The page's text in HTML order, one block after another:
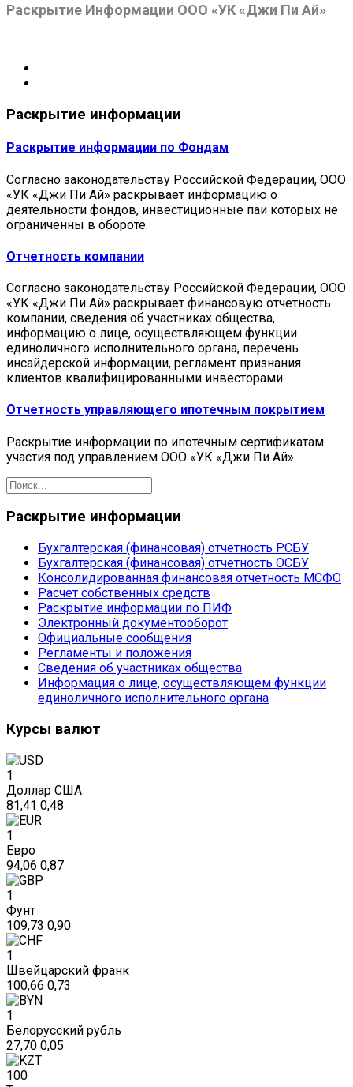
Раскрытие Информации ООО «УК «Джи Пи Ай»
Раскрытие информации
Раскрытие информации по Фондам
Согласно законодательству Российской Федерации, ООО
«УК «Джи Пи Ай» раскрывает информацию о
деятельности фондов, инвестиционные паи которых не
ограниченны в обороте.
Отчетность компании
Согласно законодательству Российской Федерации, ООО
«УК «Джи Пи Ай» раскрывает финансовую отчетность
компании, сведения об участниках общества,
информацию о лице, осуществляющем функции
единоличного исполнительного органа, перечень
инсайдерской информации, регламент признания
клиентов квалифицированными инвесторами.
Отчетность управляющего ипотечным покрытием
Раскрытие информации по ипотечным сертификатам
участия под управлением ООО «УК «Джи Пи Ай».
Раскрытие информации
Бухгалтерская (финансовая) отчетность РСБУ
Бухгалтерская (финансовая) отчетность ОСБУ
Консолидированная финансовая отчетность МСФО
Расчет собственных средств
Раскрытие информации по ПИФ
Электронный документооборот
Официальные сообщения
Регламенты и положения
Сведения об участниках общества
Информация о лице, осуществляющем функции
единоличного исполнительного органа
Курсы валют
1
Доллар США
81,41 0,48
1
Евро
94,06 0,87
1
Фунт
109,73 0,90
1
Швейцарский франк
100,66 0,73
1
Белорусский рубль
27,70 0,05
100